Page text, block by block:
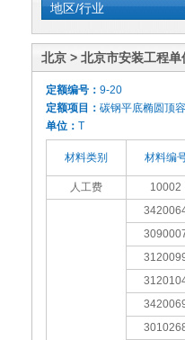
地区/行业
北京 > 北京市安装工程单
定额编号： 9-20
定额项目： 碳钢平底椭圆顶
单位： T
材料类别 材料编
人工费 10002